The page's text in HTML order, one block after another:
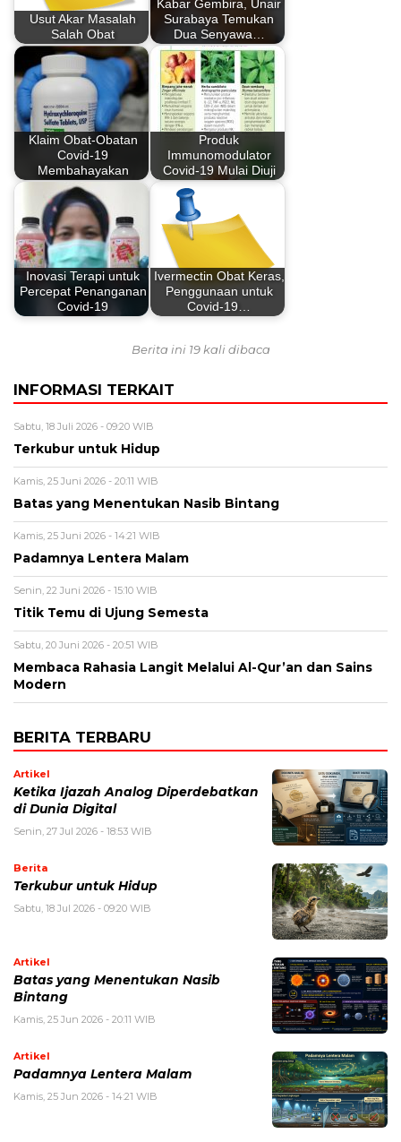
Usut Akar Masalah
Salah Obat
Kabar Gembira, Unair
Surabaya Temukan
Dua Senyawa…
Klaim Obat-Obatan
Covid-19
Membahayakan
Produk
Immunomodulator
Covid-19 Mulai Diuji
Inovasi Terapi untuk
Percepat Penanganan
Covid-19
Ivermectin Obat Keras,
Penggunaan untuk
Covid-19…
Berita ini 19 kali dibaca
INFORMASI TERKAIT
Sabtu, 18 Juli 2026 - 09:20 WIB
Terkubur untuk Hidup
Kamis, 25 Juni 2026 - 20:11 WIB
Batas yang Menentukan Nasib Bintang
Kamis, 25 Juni 2026 - 14:21 WIB
Padamnya Lentera Malam
Senin, 22 Juni 2026 - 15:10 WIB
Titik Temu di Ujung Semesta
Sabtu, 20 Juni 2026 - 20:51 WIB
Membaca Rahasia Langit Melalui Al-Qur’an dan Sains
Modern
BERITA TERBARU
Artikel
Ketika Ijazah Analog Diperdebatkan
di Dunia Digital
Senin, 27 Jul 2026 - 18:53 WIB
Berita
Terkubur untuk Hidup
Sabtu, 18 Jul 2026 - 09:20 WIB
Artikel
Batas yang Menentukan Nasib
Bintang
Kamis, 25 Jun 2026 - 20:11 WIB
Artikel
Padamnya Lentera Malam
Kamis, 25 Jun 2026 - 14:21 WIB